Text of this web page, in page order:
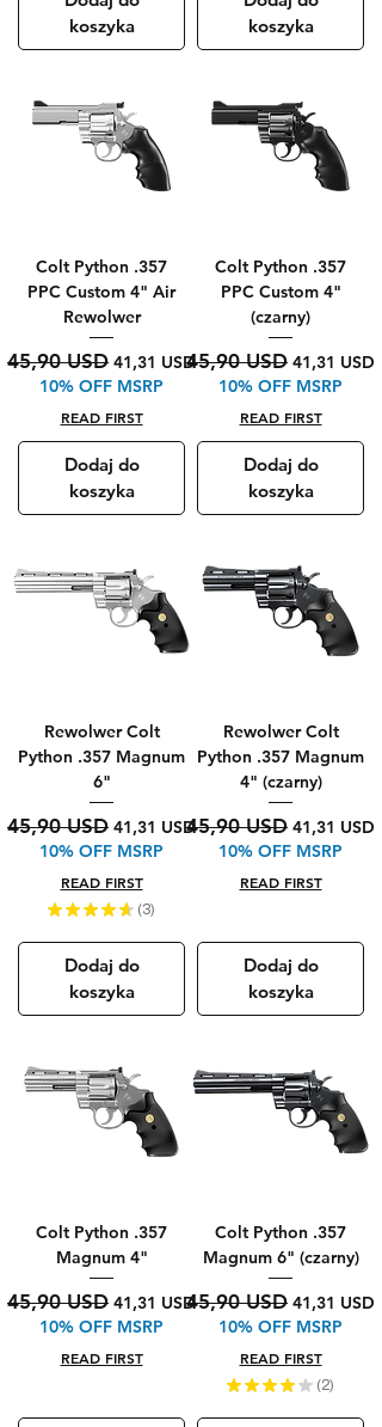
koszyka
koszyka
Colt Python .357
PPC Custom 4" Air
Rewolwer
Regularna cena
45,90 USD Cena rabatowa
41,31 USD
10% OFF MSRP
READ FIRST
Dodaj do
koszyka
Colt Python .357
PPC Custom 4"
(czarny)
Regularna cena
45,90 USD Cena
41,31 USD
10% OFF MSRP
READ FIRST
Dodaj do
koszyka
Rewolwer Colt
Python .357 Magnum
6"
Regularna cena
45,90 USD Cena rabatowa
41,31 USD
10% OFF MSRP
READ FIRST
★ ★ ★ ★ ★ 3
3
Dodaj do
koszyka
Rewolwer Colt
Python .357 Magnum
4" (czarny)
Regularna cena
45,90 USD Cena
41,31 USD
10% OFF MSRP
READ FIRST
Dodaj do
koszyka
Colt Python .357
Magnum 4"
Regularna cena
45,90 USD Cena rabatowa
41,31 USD
10% OFF MSRP
READ FIRST
Colt Python .357
Magnum 6" (czarny)
Regularna cena
45,90 USD Cena
41,31 USD
10% OFF MSRP
READ FIRST
★ ★ ★ ★ ★ 2
2